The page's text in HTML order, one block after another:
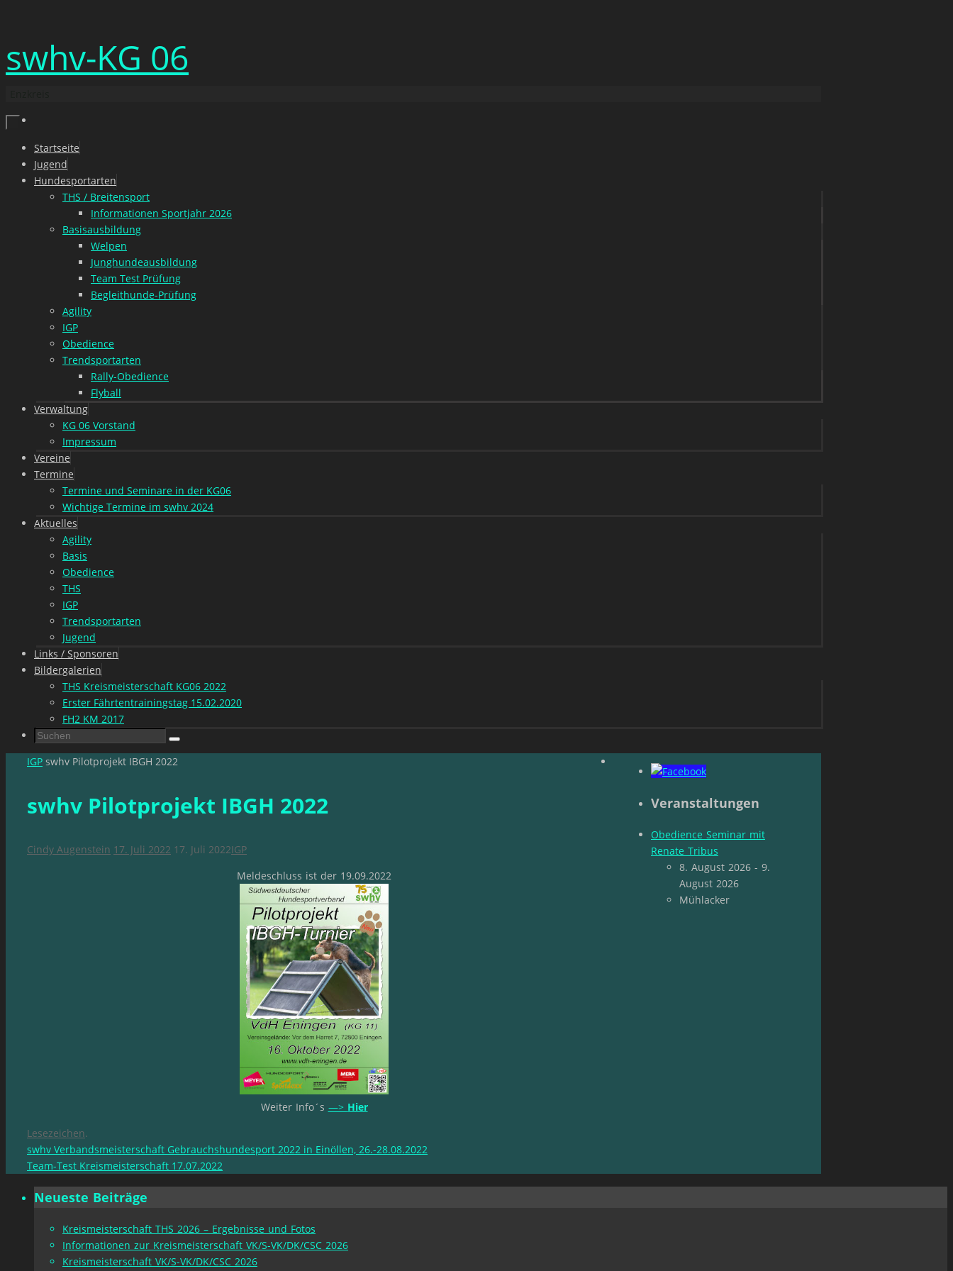
Inhalt
springen
swhv-KG 06
Zum
Inhalt
springen
Startseite
Jugend
Hundesportarten
THS / Breitensport
Informationen Sportjahr 2026
Basisausbildung
Welpen
Junghundeausbildung
Team Test Prüfung
Begleithunde-Prüfung
Agility
IGP
Obedience
Trendsportarten
Rally-Obedience
Flyball
Verwaltung
KG 06 Vorstand
Impressum
Vereine
Termine
Termine und Seminare in der KG06
Wichtige Termine im swhv 2024
Aktuelles
Agility
Basis
Obedience
THS
IGP
Trendsportarten
Jugend
Links / Sponsoren
Bildergalerien
THS Kreismeisterschaft KG06 2022
Erster Fährtentrainingstag 15.02.2020
FH2 KM 2017
Suchen
nach:
Suchen
Start
IGP swhv Pilotprojekt IBGH 2022
swhv Pilotprojekt IBGH 2022
Cindy Augenstein 17. Juli 2022 17. Juli 2022IGP
Meldeschluss ist der 19.09.2022
Weiter Info´s —> Hier
Lesezeichen.
swhv Verbandsmeisterschaft Gebrauchshundesport 2022 in Einöllen, 26.-28.08.2022
Team-Test Kreismeisterschaft 17.07.2022
Veranstaltungen
Obedience Seminar mit
Renate Tribus
8. August 2026 - 9.
August 2026
Mühlacker
Neueste Beiträge
Kreismeisterschaft THS 2026 – Ergebnisse und Fotos
Informationen zur Kreismeisterschaft VK/S-VK/DK/CSC 2026
Kreismeisterschaft VK/S-VK/DK/CSC 2026